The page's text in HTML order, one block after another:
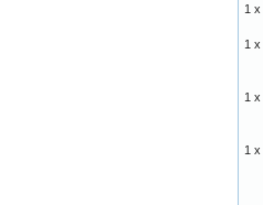
1 x
1 x
1 x
1 x